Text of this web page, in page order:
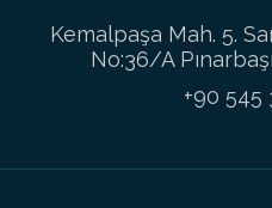
Kemalpaşa Mah. 5.
No:36/A
+90 545